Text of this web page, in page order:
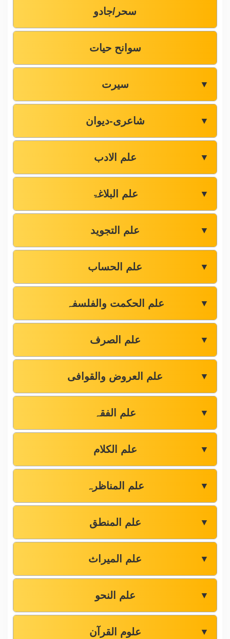
سحر/جادو
سوانح حیات
سیرت ▼
شاعری-دیوان ▼
علم الادب ▼
علم البلاغۃ ▼
علم التجوید ▼
علم الحساب ▼
علم الحکمت والفلسفہ ▼
علم الصرف ▼
علم العروض والقوافی ▼
علم الفقہ ▼
علم الکلام ▼
علم المناظرہ ▼
علم المنطق ▼
علم المیراث ▼
علم النحو ▼
علوم القرآن ▼